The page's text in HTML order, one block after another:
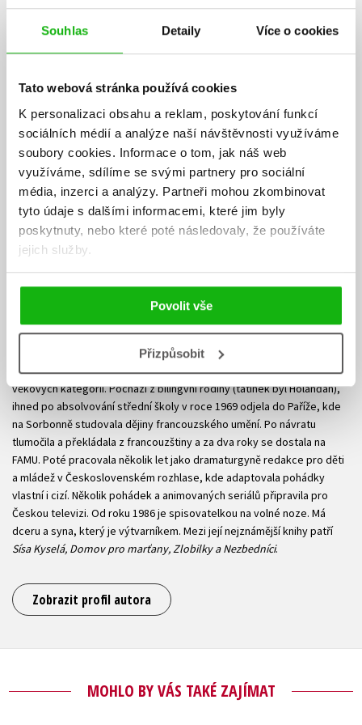
Souhlas Detaily Více o cookies
Tato webová stránka používá cookies
K personalizaci obsahu a reklam, poskytování funkcí
sociálních médií a analýze naší návštěvnosti využíváme
soubory cookies. Informace o tom, jak náš web
využíváme, sdílíme se svými partnery pro sociální
média, inzerci a analýzy. Partneři mohou zkombinovat
tyto údaje s dalšími informacemi, které jim byly
poskytnuty, nebo které poté následovaly, že používáte
jejich služby.
Povolit vše
Přizpůsobit
Martina Drijverová
Martina Drijverová píše knihy nejrůznějších žánrů pro děti všech
věkových kategorií. Pochází z bilingvní rodiny (tatínek byl Holanďan),
ihned po absolvování střední školy v roce 1969 odjela do Paříže, kde
na Sorbonně studovala dějiny francouzského umění. Po návratu
tlumočila a překládala z francouzštiny a za dva roky se dostala na
FAMU. Poté pracovala několik let jako dramaturgyně redakce pro děti
a mládež v Československém rozhlase, kde adaptovala pohádky
vlastní i cizí. Několik pohádek a animovaných seriálů připravila pro
Českou televizi. Od roku 1986 je spisovatelkou na volné noze. Má
dceru a syna, který je výtvarníkem. Mezi její nejznámější knihy patří
Sísa Kyselá, Domov pro marťany, Zlobilky a Nezbedníci.
Zobrazit profil autora
MOHLO BY VÁS TAKÉ ZAJÍMAT